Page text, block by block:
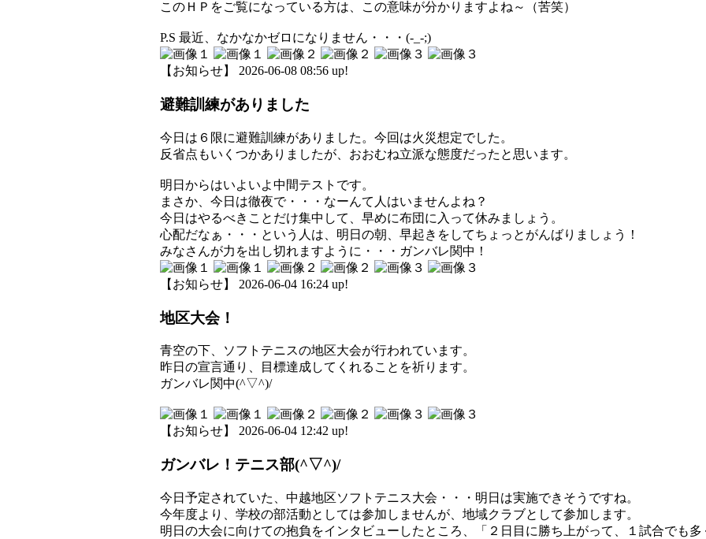
このＨＰをご覧になっている方は、この意味が分かりますよね～（苦笑）
P.S 最近、なかなかゼロになりません・・・(-_-;)
【お知らせ】 2026-06-08 08:56 up!
避難訓練がありました
今日は６限に避難訓練がありました。今回は火災想定でした。
反省点もいくつかありましたが、おおむね立派な態度だったと思います。
明日からはいよいよ中間テストです。
まさか、今日は徹夜で・・・なーんて人はいませんよね？
今日はやるべきことだけ集中して、早めに布団に入って休みましょう。
心配だなぁ・・・という人は、明日の朝、早起きをしてちょっとがんばりましょう！
みなさんが力を出し切れますように・・・ガンバレ関中！
【お知らせ】 2026-06-04 16:24 up!
地区大会！
青空の下、ソフトテニスの地区大会が行われています。
昨日の宣言通り、目標達成してくれることを祈ります。
ガンバレ関中(^▽^)/
【お知らせ】 2026-06-04 12:42 up!
ガンバレ！テニス部(^▽^)/
今日予定されていた、中越地区ソフトテニス大会・・・明日は実施できそうですね。
今年度より、学校の部活動としては参加しませんが、地域クラブとして参加します。
明日の大会に向けての抱負をインタビューしたところ、「２日目に勝ち上がって、１試合でも